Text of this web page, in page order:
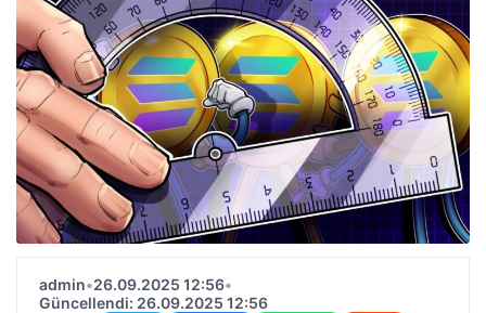
admin•26.09.2025 12:56•
Güncellendi: 26.09.2025 12:56